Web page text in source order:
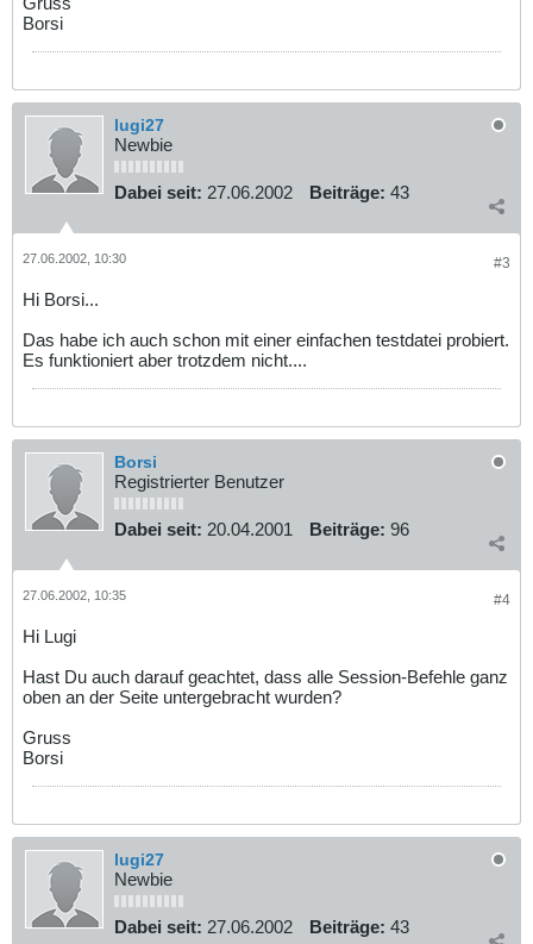
Borsi
lugi27
Newbie
Dabei seit: 27.06.2002 Beiträge: 43
#3
27.06.2002, 10:30
Hi Borsi...
Das habe ich auch schon mit einer einfachen testdatei probiert.
Es funktioniert aber trotzdem nicht....
Borsi
Registrierter Benutzer
Dabei seit: 20.04.2001 Beiträge: 96
#4
27.06.2002, 10:35
Hi Lugi
Hast Du auch darauf geachtet, dass alle Session-Befehle ganz
oben an der Seite untergebracht wurden?
Gruss
Borsi
lugi27
Newbie
Dabei seit: 27.06.2002 Beiträge: 43